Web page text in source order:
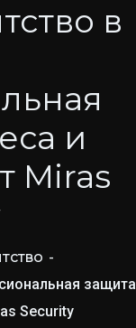
в
и
Miras
защита
Security